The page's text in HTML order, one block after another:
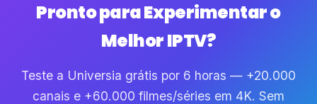
Pronto para Experimentar o
Melhor IPTV?
Teste a Universia grátis por 6 horas — +20.000
canais e +60.000 filmes/séries em 4K. Sem